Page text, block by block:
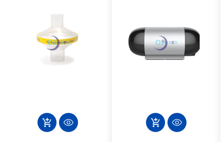
add_shopping_cart add_shopping_cart